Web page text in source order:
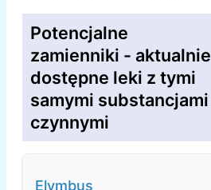
Potencjalne
zamienniki - aktualnie
dostępne leki z tymi
samymi substancjami
czynnymi
Elymbus